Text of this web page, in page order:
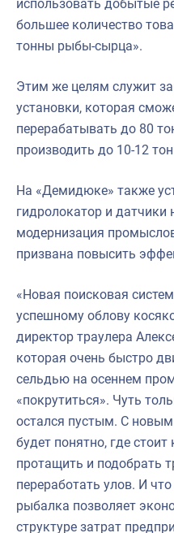
использовать добытые
большее количество
тонны рыбы-сырца».
Этим же целям служит
установки, которая
перерабатывать до 80
производить до 10-12
На «Демидюке» также
гидролокатор и датчики
модернизация
призвана повысить
«Новая поисковая
успешному облову
директор траулера
которая очень быстро
сельдью на осеннем
«покрутиться». Чуть
остался пустым. С
будет понятно, где
протащить и подобрать
переработать улов. И
рыбалка позволяет
структуре затрат